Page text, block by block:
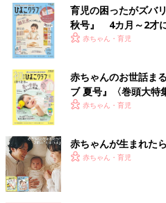
育児の困ったがズバ
秋号』 4カ月～2才
いっぱい！
赤ちゃん・育児
赤ちゃんのお世話ま
ブ 夏号』〈巻頭大特
く！ おっぱい・ミル
赤ちゃん・育児
赤ちゃんが生まれた
赤ちゃん・育児